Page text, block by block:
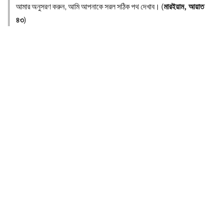
আমার অনুসরণ করুন, আমি আপনাকে সরল সঠিক পথ দেখাব। (মারইয়াম, আয়াত
৪৩)